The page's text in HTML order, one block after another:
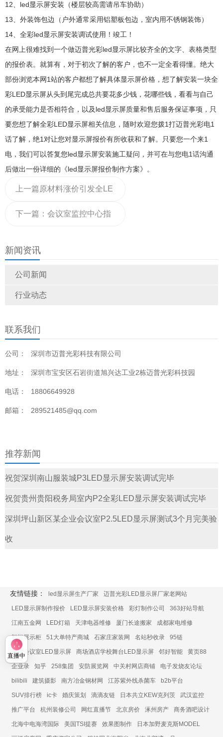
新闻资讯
公司新闻
行业动态
联系我们
公司： 深圳市迈普光彩科技有限公司
地址： 深圳市宝安区石岩街道旭兴达工业2栋迈普光彩科技园
电话： 18806649928
邮箱： 289521485@qq.com
推荐新闻
祝贺深圳南山服装城P3LED显示屏安装调试完毕
祝贺贵州贵阳税务局室内P2全彩LED显示屏安装调试完毕
深圳坪山新区某企业会议室P2.5LED显示屏测试3个月完美验
收
12、led显示屏安装（楼层较高需请吊车协助）
13、外装饰包边（户外通常采用铝塑板包边，室内用不锈钢装饰）
14、全彩led显示屏安装调试使用！竣工！
在网上很难找到一个做迈普光彩led显示屏比较齐全的文字、表格类型
的报价表。就算有，对于初次了解的客户，也不一定全看得懂。绝大
部份浏览本网1站的客户都想了解具体显示屏价格，想了解安装一块全
彩LED显示屏从头到尾完成总共要花多少钱，花哪些钱，看看与自己
的承受能力是否相符合，以及led显示屏质量和售后服务保证事项，只
要您想了解全彩LED显示屏相关信息，随时欢迎您拨1打迈普光彩电1
话了解，绝1对让您对显示屏报价有所收获和了解。只要您一个来1
电，我们可以答复您led显示屏安装施工疑问，并可在与您电1话沟通
后做出一份详细的《led显示屏报价制作方案》。
上一篇原材料涨价引发全LE
D显示屏全产业链价格上
下一篇： 会议室监控中心指
D大屏价格
友情链接： led显示屏生产厂家 迈普光彩LED显示屏厂家老网站
LED显示屏制作报价 LED显示屏安装价格 彩灯制作公司 363好站导航
江南五金网 LED灯箱 天津电器维修 厦门长途搬家 成都家电维修
智能展示柜 51大单特产商城 石家庄家装网 名站秒收录 95链
展厅会议室LED显示屏 商场酒店学校舞台LED显示屏 邻好智能 黄页88
企业录 知乎 258集团 安防展览网 中关村网店商铺 电子发烧友论坛
bilibili 建筑摄影 南方冶金钢材网 江苏紫外线杀菌车 b2b平台
SUV排行榜 ic卡 婚庆策划 滴滴友链 日本共立KEW克列茨 武汉监控
推广平台 杭州装修公司 网红直播节 北京房价 涿州房产 商务酒吧设计
北海中电海湾国际 美国TSI提赛 效果图制作 日本加野麦克斯MODEL
直播中